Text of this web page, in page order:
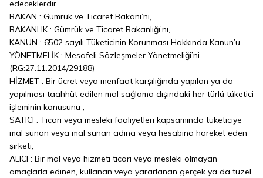
edeceklerdir.
BAKAN : Gümrük ve Ticaret Bakanı’nı,
BAKANLIK : Gümrük ve Ticaret Bakanlığı’nı,
KANUN : 6502 sayılı Tüketicinin Korunması Hakkında Kanun’u,
YÖNETMELİK : Mesafeli Sözleşmeler Yönetmeliği’ni
(RG:27.11.2014/29188)
HİZMET : Bir ücret veya menfaat karşılığında yapılan ya da
yapılması taahhüt edilen mal sağlama dışındaki her türlü tüketici
işleminin konusunu ,
SATICI : Ticari veya mesleki faaliyetleri kapsamında tüketiciye
mal sunan veya mal sunan adına veya hesabına hareket eden
şirketi,
ALICI : Bir mal veya hizmeti ticari veya mesleki olmayan
amaçlarla edinen, kullanan veya yararlanan gerçek ya da tüzel